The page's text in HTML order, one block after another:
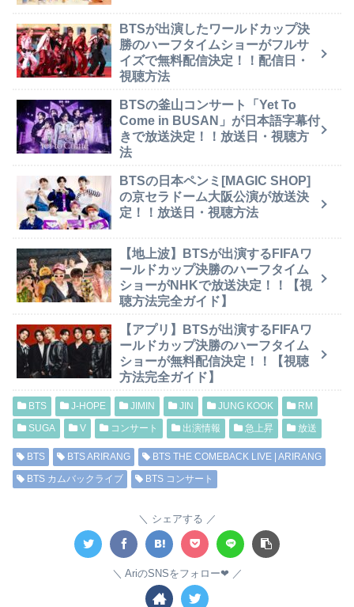
BTSが出演したワールドカップ決
勝のハーフタイムショーがフルサ
イズで無料配信決定！！配信日・
視聴方法
BTSの釜山コンサート「Yet To
Come in BUSAN」が日本語字幕付
きで放送決定！！放送日・視聴方
法
BTSの日本ペンミ[MAGIC SHOP]
の京セラドーム大阪公演が放送決
定！！放送日・視聴方法
【地上波】BTSが出演するFIFAワ
ールドカップ決勝のハーフタイム
ショーがNHKで放送決定！！【視
聴方法完全ガイド】
【アプリ】BTSが出演するFIFAワ
ールドカップ決勝のハーフタイム
ショーが無料配信決定！！【視聴
方法完全ガイド】
BTS J-HOPE JIMIN JIN JUNG KOOK
RM
SUGA
V コンサート 出演情報 急上昇 放送
BTS BTS ARIRANG
BTS THE COMEBACK LIVE | ARIRANG
BTS カムバックライブ
BTS コンサート
シェアする
AriのSNSをフォロー❤︎